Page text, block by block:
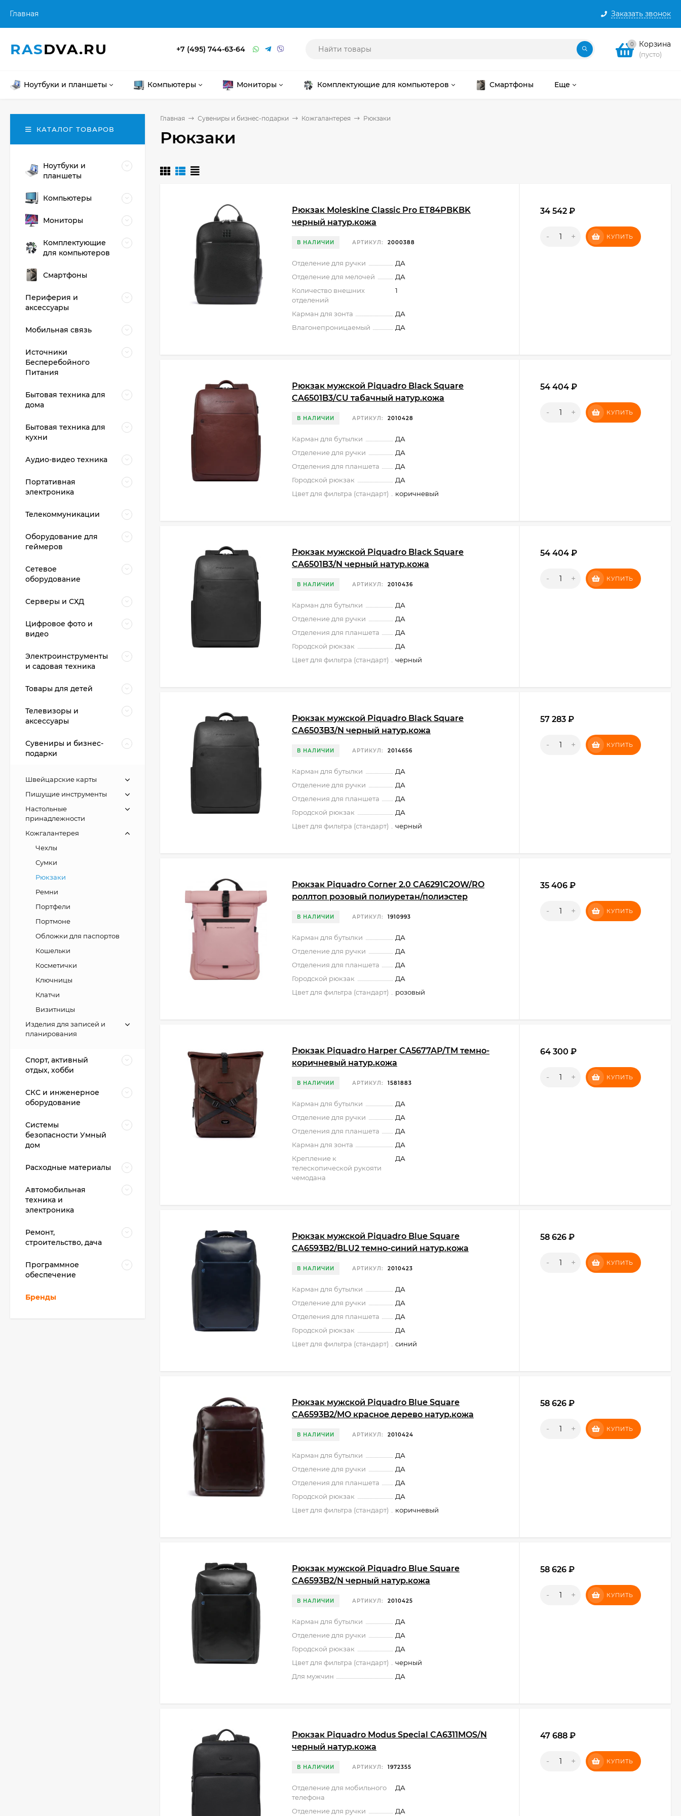
Заказать звонок
Главная
RASDVA.RU +7 (495) 744-63-64 0 Корзина
(пусто)
Ноутбуки и планшеты Компьютеры Мониторы Комплектующие для компьютеров Смартфоны Еще
Главная Сувениры и бизнес-подарки Кожгалантерея Рюкзаки
Рюкзаки
Рюкзак Moleskine Classic Pro ET84PBKBK
черный натур.кожа
В НАЛИЧИИ АРТИКУЛ: 2000388
Отделение для ручки
ДА
Отделение для мелочей
ДА
Количество внешних
отделений
1
Карман для зонта
ДА
Влагонепроницаемый
ДА
34 542 ₽
- + КУПИТЬ
Рюкзак мужской Piquadro Black Square
CA6501B3/CU табачный натур.кожа
В НАЛИЧИИ АРТИКУЛ: 2010428
Карман для бутылки
ДА
Отделение для ручки
ДА
Отделения для планшета
ДА
Городской рюкзак
ДА
Цвет для фильтра (стандарт)
коричневый
54 404 ₽
- + КУПИТЬ
Рюкзак мужской Piquadro Black Square
CA6501B3/N черный натур.кожа
В НАЛИЧИИ АРТИКУЛ: 2010436
Карман для бутылки
ДА
Отделение для ручки
ДА
Отделения для планшета
ДА
Городской рюкзак
ДА
Цвет для фильтра (стандарт)
черный
54 404 ₽
- + КУПИТЬ
Рюкзак мужской Piquadro Black Square
CA6503B3/N черный натур.кожа
В НАЛИЧИИ АРТИКУЛ: 2014656
Карман для бутылки
ДА
Отделение для ручки
ДА
Отделения для планшета
ДА
Городской рюкзак
ДА
Цвет для фильтра (стандарт)
черный
57 283 ₽
- + КУПИТЬ
Рюкзак Piquadro Corner 2.0 CA6291C2OW/RO
роллтоп розовый полиуретан/полиэстер
В НАЛИЧИИ АРТИКУЛ: 1910993
Карман для бутылки
ДА
Отделение для ручки
ДА
Отделения для планшета
ДА
Городской рюкзак
ДА
Цвет для фильтра (стандарт)
розовый
35 406 ₽
- + КУПИТЬ
Рюкзак Piquadro Harper CA5677AP/TM темно-
коричневый натур.кожа
В НАЛИЧИИ АРТИКУЛ: 1581883
Карман для бутылки
ДА
Отделение для ручки
ДА
Отделения для планшета
ДА
Карман для зонта
ДА
Крепление к
телескопической рукояти
чемодана
ДА
64 300 ₽
- + КУПИТЬ
Рюкзак мужской Piquadro Blue Square
CA6593B2/BLU2 темно-синий натур.кожа
В НАЛИЧИИ АРТИКУЛ: 2010423
Карман для бутылки
ДА
Отделение для ручки
ДА
Отделения для планшета
ДА
Городской рюкзак
ДА
Цвет для фильтра (стандарт)
синий
58 626 ₽
- + КУПИТЬ
Рюкзак мужской Piquadro Blue Square
CA6593B2/MO красное дерево натур.кожа
В НАЛИЧИИ АРТИКУЛ: 2010424
Карман для бутылки
ДА
Отделение для ручки
ДА
Отделения для планшета
ДА
Городской рюкзак
ДА
Цвет для фильтра (стандарт)
коричневый
58 626 ₽
- + КУПИТЬ
Рюкзак мужской Piquadro Blue Square
CA6593B2/N черный натур.кожа
В НАЛИЧИИ АРТИКУЛ: 2010425
Карман для бутылки
ДА
Отделение для ручки
ДА
Городской рюкзак
ДА
Цвет для фильтра (стандарт)
черный
Для мужчин
ДА
58 626 ₽
- + КУПИТЬ
Рюкзак Piquadro Modus Special CA6311MOS/N
черный натур.кожа
В НАЛИЧИИ АРТИКУЛ: 1972355
Отделение для мобильного
телефона
ДА
Отделение для ручки ДА
47 688 ₽
- + КУПИТЬ
КАТАЛОГ ТОВАРОВ
Ноутбуки и
планшеты
Компьютеры
Мониторы
Комплектующие
для компьютеров
Смартфоны
Периферия и
аксессуары
Мобильная связь
Источники
Бесперебойного
Питания
Бытовая техника для
дома
Бытовая техника для
кухни
Аудио-видео техника
Портативная
электроника
Телекоммуникации
Оборудование для
геймеров
Сетевое
оборудование
Серверы и СХД
Цифровое фото и
видео
Электроинструменты
и садовая техника
Товары для детей
Телевизоры и
аксессуары
Сувениры и бизнес-
подарки
Швейцарские карты
Пишущие инструменты
Настольные
принадлежности
Кожгалантерея
Чехлы
Сумки
Рюкзаки
Ремни
Портфели
Портмоне
Обложки для паспортов
Кошельки
Косметички
Ключницы
Клатчи
Визитницы
Изделия для записей и
планирования
Спорт, активный
отдых, хобби
СКС и инженерное
оборудование
Системы
безопасности Умный
дом
Расходные материалы
Автомобильная
техника и
электроника
Ремонт,
строительство, дача
Программное
обеспечение
Бренды